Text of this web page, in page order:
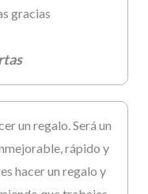
gracias
un regalo. Será un
rápido y
hacer un regalo y